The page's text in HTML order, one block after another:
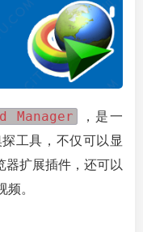
Manager
，是一
工具，不仅可以显
器扩展插件，还可以
。